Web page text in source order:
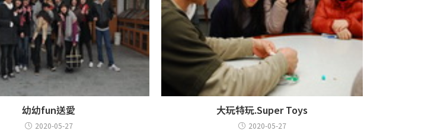
幼幼fun送愛
2020-05-27
大玩特玩.Super Toys
2020-05-27